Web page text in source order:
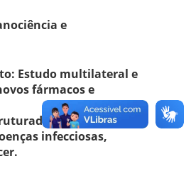
e
Estudo multilateral e
fármacos e
para
infecciosas,